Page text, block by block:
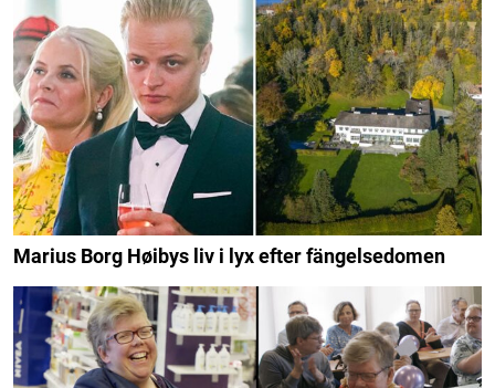
Marius Borg Høibys liv i lyx efter fängelsedomen